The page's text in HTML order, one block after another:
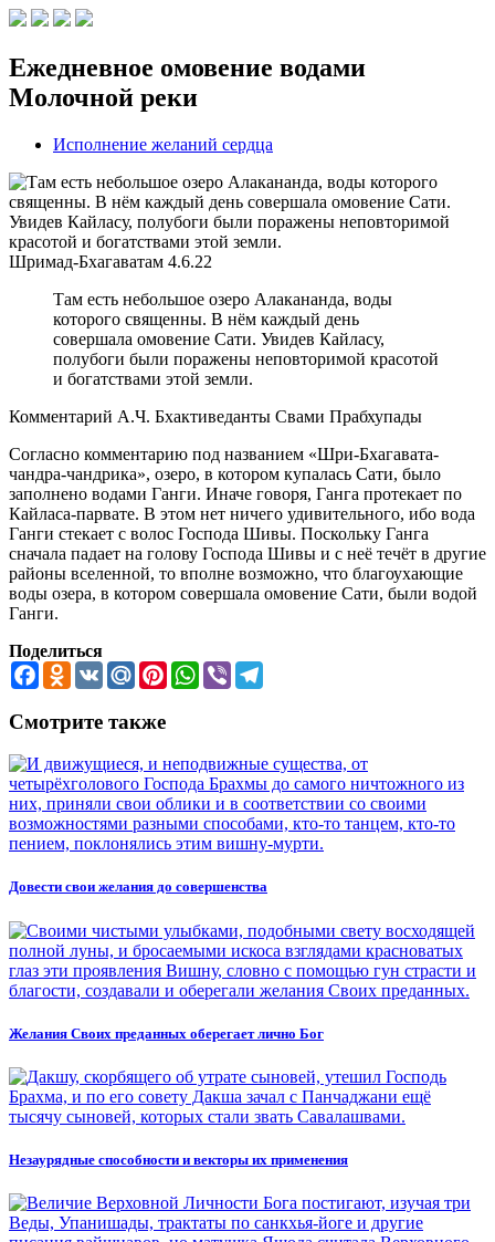
Ежедневное омовение водами
Молочной реки
Исполнение желаний сердца
Шримад-Бхагаватам 4.6.22
Там есть небольшое озеро Алакананда, воды
которого священны. В нём каждый день
совершала омовение Сати. Увидев Кайласу,
полубоги были поражены неповторимой красотой
и богатствами этой земли.
Комментарий А.Ч. Бхактиведанты Свами Прабхупады
Согласно комментарию под названием «Шри-Бхагавата-
чандра-чандрика», озеро, в котором купалась Сати, было
заполнено водами Ганги. Иначе говоря, Ганга протекает по
Кайласа-парвате. В этом нет ничего удивительного, ибо вода
Ганги стекает с волос Господа Шивы. Поскольку Ганга
сначала падает на голову Господа Шивы и с неё течёт в другие
районы вселенной, то вполне возможно, что благоухающие
воды озера, в котором совершала омовение Сати, были водой
Ганги.
Поделиться
FacebookOdnoklassniki
VK Mail.RuPinterestWhatsApp
Viber
Смотрите также
Довести свои желания до совершенства
Желания Своих преданных оберегает лично Бог
Незаурядные способности и векторы их применения